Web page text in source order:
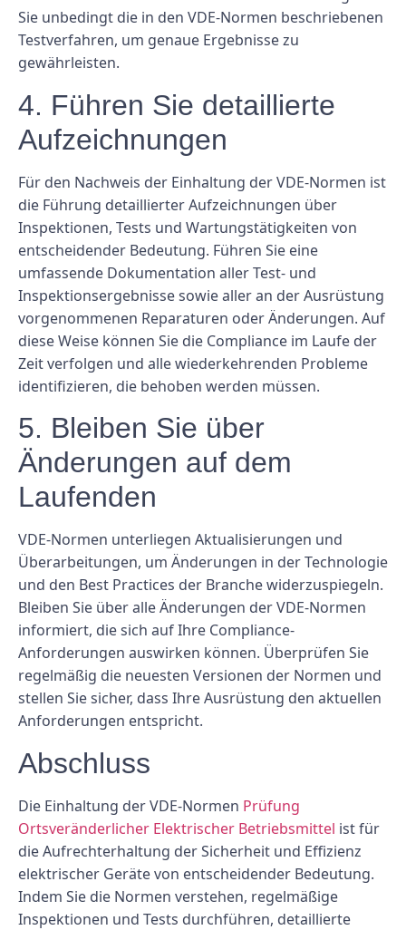
Sie unbedingt die in den VDE-Normen beschriebenen
Testverfahren, um genaue Ergebnisse zu
gewährleisten.
4. Führen Sie detaillierte
Aufzeichnungen
Für den Nachweis der Einhaltung der VDE-Normen ist
die Führung detaillierter Aufzeichnungen über
Inspektionen, Tests und Wartungstätigkeiten von
entscheidender Bedeutung. Führen Sie eine
umfassende Dokumentation aller Test- und
Inspektionsergebnisse sowie aller an der Ausrüstung
vorgenommenen Reparaturen oder Änderungen. Auf
diese Weise können Sie die Compliance im Laufe der
Zeit verfolgen und alle wiederkehrenden Probleme
identifizieren, die behoben werden müssen.
5. Bleiben Sie über
Änderungen auf dem
Laufenden
VDE-Normen unterliegen Aktualisierungen und
Überarbeitungen, um Änderungen in der Technologie
und den Best Practices der Branche widerzuspiegeln.
Bleiben Sie über alle Änderungen der VDE-Normen
informiert, die sich auf Ihre Compliance-
Anforderungen auswirken können. Überprüfen Sie
regelmäßig die neuesten Versionen der Normen und
stellen Sie sicher, dass Ihre Ausrüstung den aktuellen
Anforderungen entspricht.
Abschluss
Die Einhaltung der VDE-Normen Prüfung
Ortsveränderlicher Elektrischer Betriebsmittel ist für
die Aufrechterhaltung der Sicherheit und Effizienz
elektrischer Geräte von entscheidender Bedeutung.
Indem Sie die Normen verstehen, regelmäßige
Inspektionen und Tests durchführen, detaillierte